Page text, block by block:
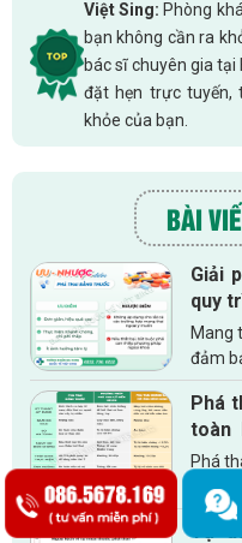
Việt Sing: Phòng
bạn không cần ra
bác sĩ chuyên gia tại
đặt hẹn trực tuyến,
khỏe của bạn.
BÀI
Giải
quy
Mang
đảm
chọn
gây ra
Phá
toàn
phá
Phá
ưu
đến.
đáng
Tự